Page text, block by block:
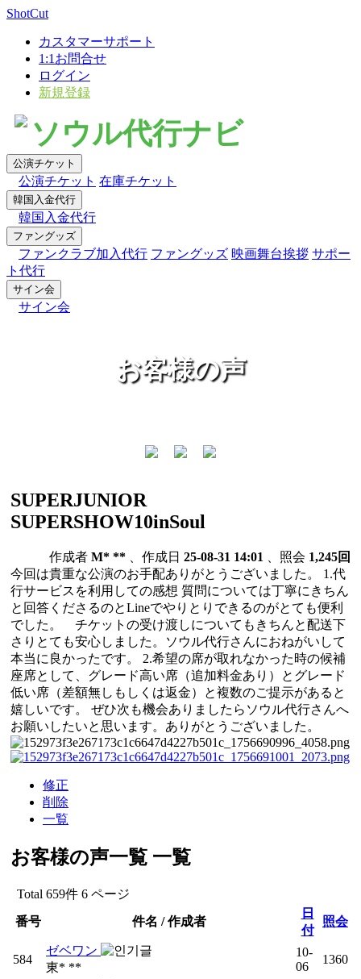
ShotCut
カスタマーサポート
1:1お問合せ
ログイン
新規登録
ソウル代行ナビ
公演チケット
公演チケット 在庫チケット
韓国入金代行
韓国入金代行
ファングッズ
ファンクラブ加入代行 ファングッズ 映画舞台挨拶 サポー
ト代行
サイン会
サイン会
お客様の声
SUPERJUNIOR
SUPERSHOW10inSoul
作成者 M* ** 、作成日 25-08-31 14:01 、照会 1,245回
今回は貴重な公演のお手配ありがとうございました。 1.代
行サービスを利用しての感想 質問については丁寧にきちん
と回答くださるのとLineでやりとりできるのがとても便利
でした。 チケットの受け渡しについてもきちんと配送下
さりとても安心しました。ソウル代行さんにおねがいして
本当に良かったです。 2.希望の席が取れなかった時の候補
座席として、グレード高い席（追加料金あり）とグレード
低い席（差額無しもしくは返金）と複数のご提示があると
嬉しいです。 ぜひ次も機会ありましたらソウル代行さんへ
お願いしたいと思います。ありがとうございました。
修正
削除
一覧
お客様の声一覧 一覧
Total 659件 6 ページ
番号
件名 / 作成者
日
付
照会
584
ゼベワン
東* **
10-
06
1360